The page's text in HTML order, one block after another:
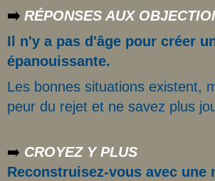
➡️ RÉPONSES AUX
Il n'y a pas d'âge pour créer
épanouissante.
Les bonnes situations existent,
peur du rejet et ne savez plus
➡️ CROYEZ Y PLUS
Reconstruisez-vous avec une